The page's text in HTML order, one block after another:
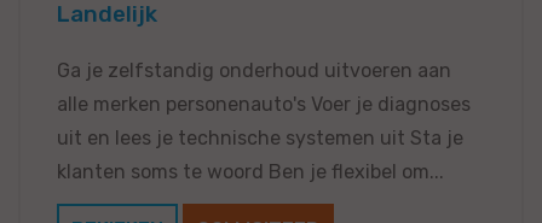
Landelijk
Ga je zelfstandig onderhoud uitvoeren aan
alle merken personenauto's Voer je diagnoses
uit en lees je technische systemen uit Sta je
klanten soms te woord Ben je flexibel om...